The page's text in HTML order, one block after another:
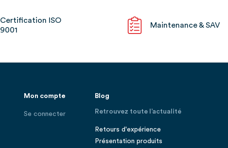
Certification ISO
9001
Maintenance & SAV
Mon compte
Se connecter
Blog
Retrouvez toute l’actualité
Retours d'expérience
Présentation produits